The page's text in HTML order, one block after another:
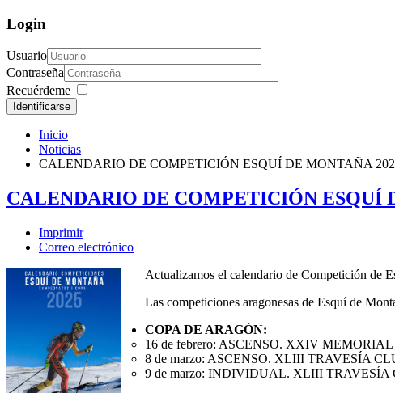
Login
Usuario
Contraseña
Recuérdeme
Identificarse
Inicio
Noticias
CALENDARIO DE COMPETICIÓN ESQUÍ DE MONTAÑA
CALENDARIO DE COMPETICIÓN ESQUÍ
Imprimir
Correo electrónico
Actualizamos el calendario de Competición de
Las competiciones aragonesas de Esquí de
COPA DE ARAGÓN:
16 de febrero: ASCENSO. XXIV
8 de marzo: ASCENSO. XLIII TRAVESÍA
9 de marzo: INDIVIDUAL. XLIII